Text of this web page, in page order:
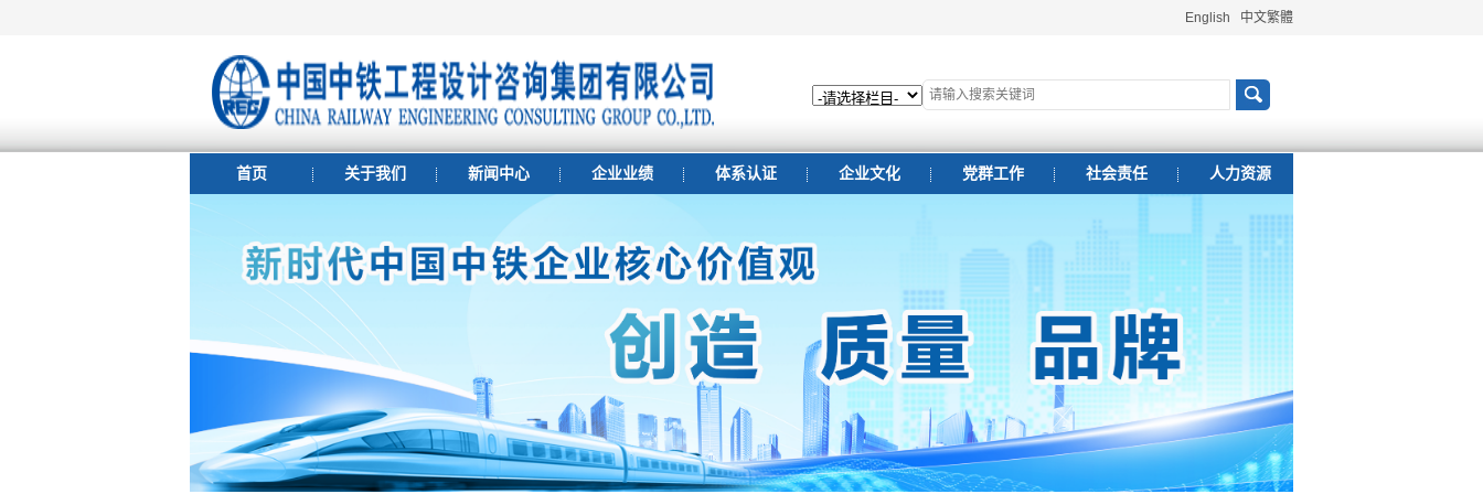
English 中文繁體
首页 关于我们 新闻中心 企业业绩 体系认证 企业文化 党群工作 社会责任 人力资源